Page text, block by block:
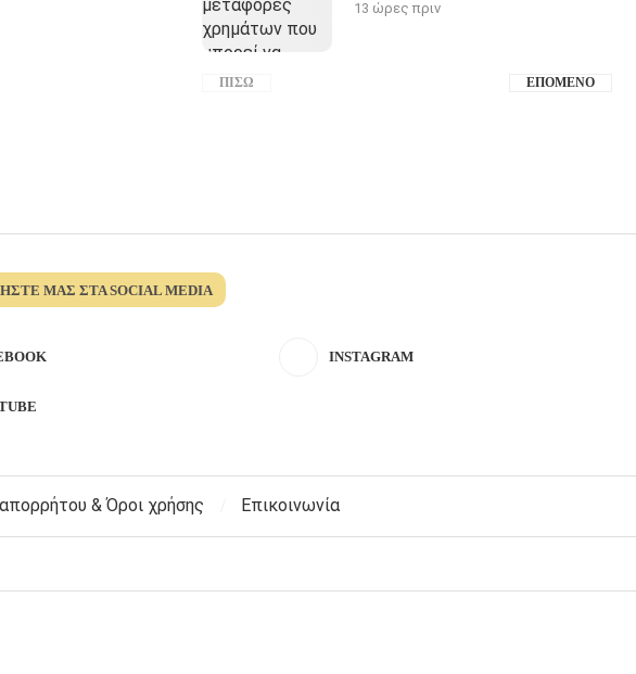
13 ώρες πριν
ΠΊΣΩ ΕΠΌΜΕΝΟ
ΜΑΣ ΣΤΑ SOCIAL MEDIA
INSTAGRAM
& Όροι χρήσης Επικοινωνία